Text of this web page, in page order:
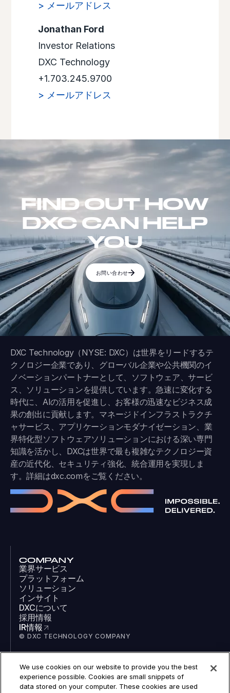
> メールアドレス
Jonathan Ford
Investor Relations
DXC Technology
+1.703.245.9700
> メールアドレス
FIND OUT HOW
DXC CAN HELP
YOU
お問い合わせ
DXC Technology（NYSE: DXC）は世界をリードするテ
クノロジー企業であり、グローバル企業や公共機関のイ
ノベーションパートナーとして、ソフトウェア、サービ
ス、ソリューションを提供しています。急速に変化する
時代に、AIの活用を促進し、お客様の迅速なビジネス成
果の創出に貢献します。マネージドインフラストラクチ
ャサービス、アプリケーションモダナイゼーション、業
界特化型ソフトウェアソリューションにおける深い専門
知識を活かし、DXCは世界で最も複雑なテクノロジー資
産の近代化、セキュリティ強化、統合運用を実現しま
す。詳細はdxc.comをご覧ください。
COMPANY
業界サービス
プラットフォーム
ソリューション
インサイト
DXCについて
採用情報
IR情報
© DXC TECHNOLOGY COMPANY
SOCIAL
LinkedIn
Facebook
We use cookies on our website to provide you the best
experience possible. Cookies are small snippets of
data stored on your computer. These cookies are used